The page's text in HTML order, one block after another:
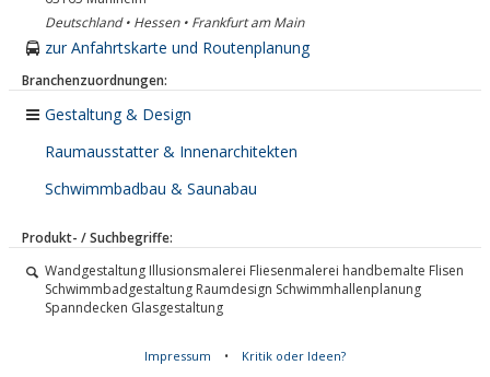
Deutschland • Hessen • Frankfurt am Main
zur Anfahrtskarte und Routenplanung
Branchenzuordnungen:
Gestaltung & Design
Raumausstatter & Innenarchitekten
Schwimmbadbau & Saunabau
Produkt- / Suchbegriffe:
Wandgestaltung Illusionsmalerei Fliesenmalerei handbemalte Flisen
Schwimmbadgestaltung Raumdesign Schwimmhallenplanung
Spanndecken Glasgestaltung
Impressum • Kritik oder Ideen?